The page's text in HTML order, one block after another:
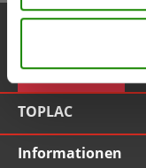
Service-Hotline
Vertrag widerrufen
TOPLAC
Informationen